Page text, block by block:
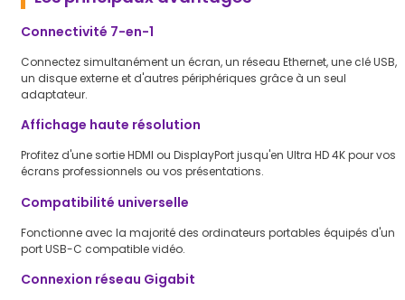
Connectivité 7-en-1
Connectez simultanément un écran, un réseau Ethernet, une clé USB,
un disque externe et d'autres périphériques grâce à un seul
adaptateur.
Affichage haute résolution
Profitez d'une sortie HDMI ou DisplayPort jusqu'en Ultra HD 4K pour vos
écrans professionnels ou vos présentations.
Compatibilité universelle
Fonctionne avec la majorité des ordinateurs portables équipés d'un
port USB-C compatible vidéo.
Connexion réseau Gigabit